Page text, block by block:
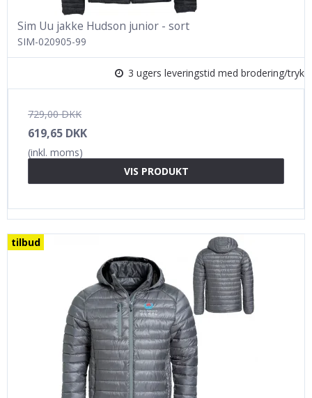
Sim Uu jakke Hudson junior - sort
SIM-020905-99
3 ugers leveringstid med brodering/tryk
729,00 DKK
619,65 DKK
(inkl. moms)
VIS PRODUKT
tilbud